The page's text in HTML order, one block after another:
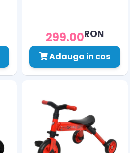
299.00RON
Adauga in cos